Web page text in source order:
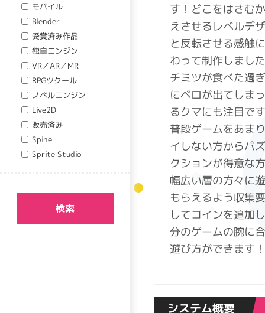
モバイル
Blender
受賞済み作品
独自エンジン
VR／AR／MR
RPGツクール
ノベルエンジン
Live2D
販売済み
Spine
Sprite Studio
検索
す！どこをはさむ
えさせるレベルデ
と反転させる感触
わって制作しまし
チミツが食べた過
にベロが出てしま
るクマにも注目で
普段ゲームをあま
イしない方からパ
クションが得意な
幅広い層の方々に
もらえるよう収集
してコインを追加
分のゲームの腕に
遊び方ができます！
システム概要